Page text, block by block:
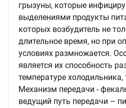
грызуны, которые
выделениями продукты
которых возбудитель не
длительное время, но при
условиях размножается.
является их способность
температуре холодильника,
Механизм передачи -
ведущий путь передачи –